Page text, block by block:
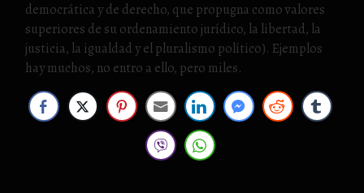
democrática y de derecho, que propugna como valores
superiores de su ordenamiento jurídico, la libertad, la
justicia, la igualdad y el pluralismo político). Ejemplos
hay muchos, no entro a ello, pero miles.